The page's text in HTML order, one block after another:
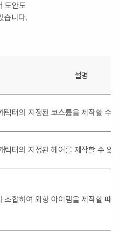
도안도
습니다.
설명
릭터의 지정된 코스튬을 제작할 수
릭터의 지정된 헤어를 제작할 수 있
조합하여 외형 아이템을 제작할 때